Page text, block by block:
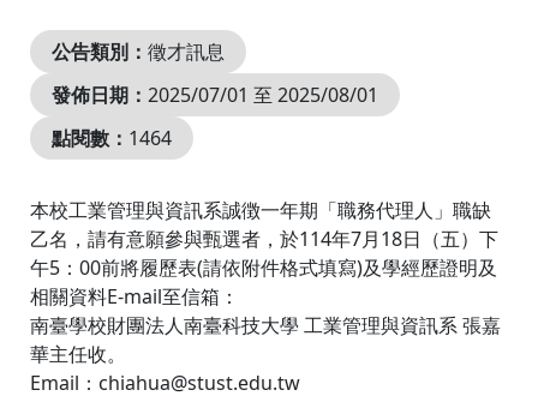
公告類別： 徵才訊息
發佈日期： 2025/07/01 至 2025/08/01
點閱數： 1464
本校工業管理與資訊系誠徴一年期「職務代理人」職缺
乙名，請有意願參與甄選者，於114年7月18日（五）下
午5：00前將履歷表(請依附件格式填寫)及學經歷證明及
相關資料E-mail至信箱：
南臺學校財團法人南臺科技大學 工業管理與資訊系 張嘉
華主任收。
Email：chiahua@stust.edu.tw